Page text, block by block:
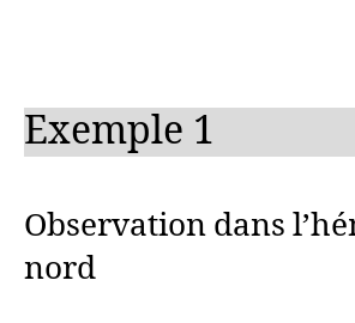
Exemple 1
Observation dans
nord